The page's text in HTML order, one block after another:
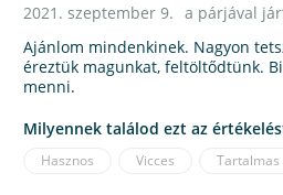
2021. szeptember 9. a párjával
Ajánlom mindenkinek. Nagyon
éreztük magunkat, feltöltődtünk.
menni.
Milyennek találod ezt az
Hasznos Vicces Tartalmas